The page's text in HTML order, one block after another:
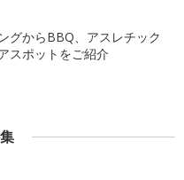
グからBBQ、アスレチック
スポットをご紹介